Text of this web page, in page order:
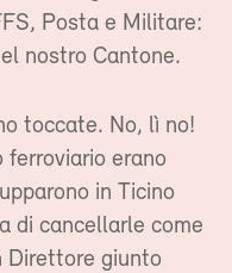
Posta e Militare:
nostro Cantone.
toccate. No, lì no!
ferroviario erano
in Ticino
di cancellarle come
Direttore giunto